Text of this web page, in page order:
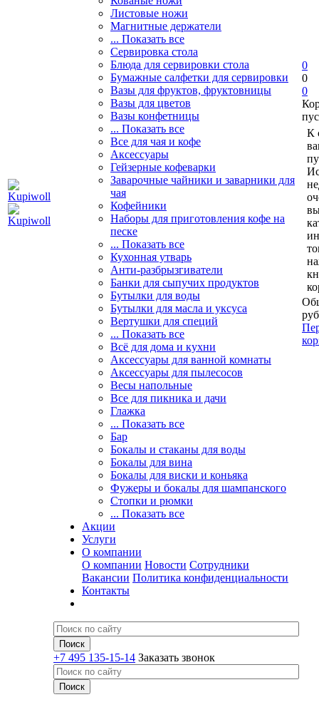
Листовые ножи
Магнитные держатели
... Показать все
Сервировка стола
Блюда для сервировки стола
Бумажные салфетки для сервировки
Вазы для фруктов, фруктовницы
Вазы для цветов
Вазы конфетницы
... Показать все
Все для чая и кофе
Аксессуары
Гейзерные кофеварки
Заварочные чайники и заварники для
чая
Кофейники
Наборы для приготовления кофе на
песке
... Показать все
Кухонная утварь
Анти-разбрызгиватели
Банки для сыпучих продуктов
Бутылки для воды
Бутылки для масла и уксуса
Вертушки для специй
... Показать все
Всё для дома и кухни
Аксессуары для ванной комнаты
Аксессуары для пылесосов
Весы напольные
Все для пикника и дачи
Глажка
... Показать все
Бар
Бокалы и стаканы для воды
Бокалы для вина
Бокалы для виски и коньяка
Фужеры и бокалы для шампанского
Стопки и рюмки
... Показать все
Акции
Услуги
О компании
О компании Новости Сотрудники
Вакансии Политика конфиденциальности
Контакты
+7 495 135-15-14 Заказать звонок
0
0
0
К